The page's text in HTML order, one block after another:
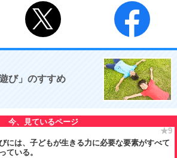
び」のすすめ
には、子どもが生きる力に必要な要素がすべて
ている。